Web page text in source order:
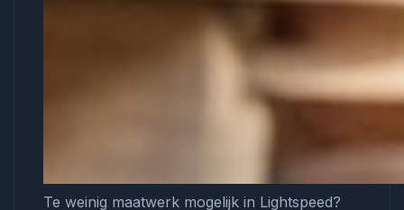
Te weinig maatwerk mogelijk in Lightspeed?